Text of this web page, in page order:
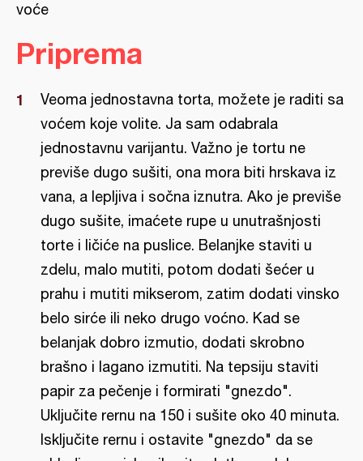
voće
Priprema
Veoma jednostavna torta, možete je raditi sa
voćem koje volite. Ja sam odabrala
jednostavnu varijantu. Važno je tortu ne
previše dugo sušiti, ona mora biti hrskava iz
vana, a lepljiva i sočna iznutra. Ako je previše
dugo sušite, imaćete rupe u unutrašnjosti
torte i ličiće na puslice. Belanjke staviti u
zdelu, malo mutiti, potom dodati šećer u
prahu i mutiti mikserom, zatim dodati vinsko
belo sirće ili neko drugo voćno. Kad se
belanjak dobro izmutio, dodati skrobno
brašno i lagano izmutiti. Na tepsiju staviti
papir za pečenje i formirati "gnezdo".
Uključite rernu na 150 i sušite oko 40 minuta.
Isključite rernu i ostavite "gnezdo" da se